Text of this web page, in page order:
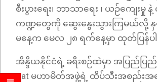
စီးပွားရေး၊ ဘာသာရေး ၊ ယဉ်ကျေးမှု
ကဏ္ဍတွေကို ဆွေးနွေးသွားကြမယ်လို့
မနေ့က မေလ ၂၈ ရက်နေ့မှာ ထုတ်ပြန်
အိန္ဒိယနိုင်ငံရဲ့ ခရီးစဉ်ထဲမှာ အပြည်ပြ
Cat မဟာမိတ်အဖွဲ့ရဲ့ ထိပ်သီးအစည်းအ